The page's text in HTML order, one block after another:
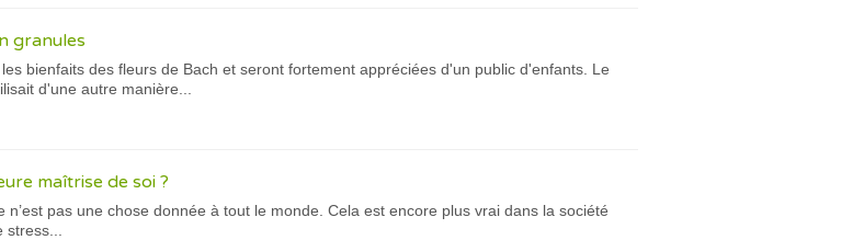
granules
bienfaits des fleurs de Bach et seront fortement appréciées d'un public d'enfants. Le
d'une autre manière...
maîtrise de soi ?
pas une chose donnée à tout le monde. Cela est encore plus vrai dans la société